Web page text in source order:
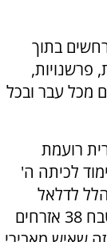
בתוך
פרשנויות,
מכל עבר ובכל
רועמת
לכיתה ה'
לדלאל
מוגרבי, ארכי-טרוריסטית שהנהיגה את טבח 38 אזרחים